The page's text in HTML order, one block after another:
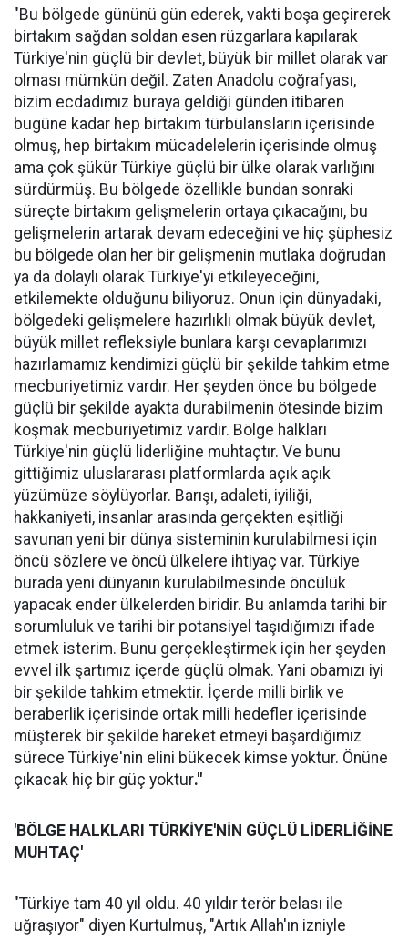
"Bu bölgede gününü gün ederek, vakti boşa geçirerek
birtakım sağdan soldan esen rüzgarlara kapılarak
Türkiye'nin güçlü bir devlet, büyük bir millet olarak var
olması mümkün değil. Zaten Anadolu coğrafyası,
bizim ecdadımız buraya geldiği günden itibaren
bugüne kadar hep birtakım türbülansların içerisinde
olmuş, hep birtakım mücadelelerin içerisinde olmuş
ama çok şükür Türkiye güçlü bir ülke olarak varlığını
sürdürmüş. Bu bölgede özellikle bundan sonraki
süreçte birtakım gelişmelerin ortaya çıkacağını, bu
gelişmelerin artarak devam edeceğini ve hiç şüphesiz
bu bölgede olan her bir gelişmenin mutlaka doğrudan
ya da dolaylı olarak Türkiye'yi etkileyeceğini,
etkilemekte olduğunu biliyoruz. Onun için dünyadaki,
bölgedeki gelişmelere hazırlıklı olmak büyük devlet,
büyük millet refleksiyle bunlara karşı cevaplarımızı
hazırlamamız kendimizi güçlü bir şekilde tahkim etme
mecburiyetimiz vardır. Her şeyden önce bu bölgede
güçlü bir şekilde ayakta durabilmenin ötesinde bizim
koşmak mecburiyetimiz vardır. Bölge halkları
Türkiye'nin güçlü liderliğine muhtaçtır. Ve bunu
gittiğimiz uluslararası platformlarda açık açık
yüzümüze söylüyorlar. Barışı, adaleti, iyiliği,
hakkaniyeti, insanlar arasında gerçekten eşitliği
savunan yeni bir dünya sisteminin kurulabilmesi için
öncü sözlere ve öncü ülkelere ihtiyaç var. Türkiye
burada yeni dünyanın kurulabilmesinde öncülük
yapacak ender ülkelerden biridir. Bu anlamda tarihi bir
sorumluluk ve tarihi bir potansiyel taşıdığımızı ifade
etmek isterim. Bunu gerçekleştirmek için her şeyden
evvel ilk şartımız içerde güçlü olmak. Yani obamızı iyi
bir şekilde tahkim etmektir. İçerde milli birlik ve
beraberlik içerisinde ortak milli hedefler içerisinde
müşterek bir şekilde hareket etmeyi başardığımız
sürece Türkiye'nin elini bükecek kimse yoktur. Önüne
çıkacak hiç bir güç yoktur."
'BÖLGE HALKLARI TÜRKİYE'NİN GÜÇLÜ LİDERLİĞİNE
MUHTAÇ'
"Türkiye tam 40 yıl oldu. 40 yıldır terör belası ile
uğraşıyor" diyen Kurtulmuş, "Artık Allah'ın izniyle